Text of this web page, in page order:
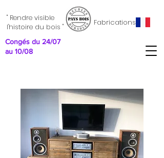
" Rendre visible
l'histoire du bois "
Fabrications
Congés du 24/07
au 10/08